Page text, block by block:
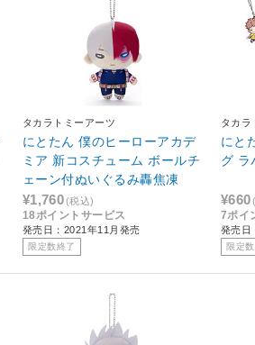
タカラトミーアーツ
にとたん 僕のヒーローアカデ
ミア 新コスチューム ボールチ
ェーン付ぬいぐるみ轟焦凍
¥1,760(税込)
18ポイントサービス
発売日：2021年11月発売
限定数終了
タカラ
にと
グ ラ
¥660
7ポイ
発売日
限定